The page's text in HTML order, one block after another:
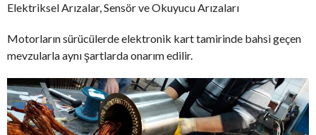
Elektriksel Arızalar, Sensör ve Okuyucu Arızaları
Motorların sürücülerde elektronik kart tamirinde bahsi geçen
mevzularla aynı şartlarda onarım edilir.